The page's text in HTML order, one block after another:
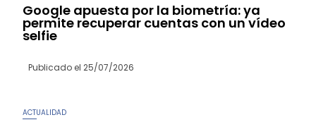
Google apuesta por la biometría: ya
permite recuperar cuentas con un vídeo
selfie
Publicado el 25/07/2026
ACTUALIDAD